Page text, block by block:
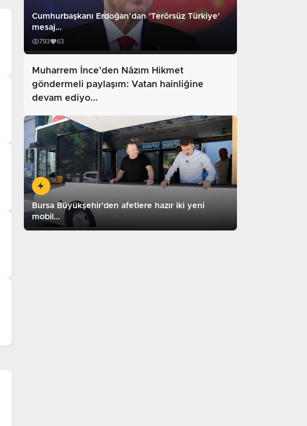
Cumhurbaşkanı Erdoğan’dan 'Terörsüz Türkiye'
mesaj...
793 63
Muharrem İnce’den Nâzım Hikmet
göndermeli paylaşım: Vatan hainliğine
devam ediyo...
Bursa Büyükşehir'den afetlere hazır iki yeni
mobil...